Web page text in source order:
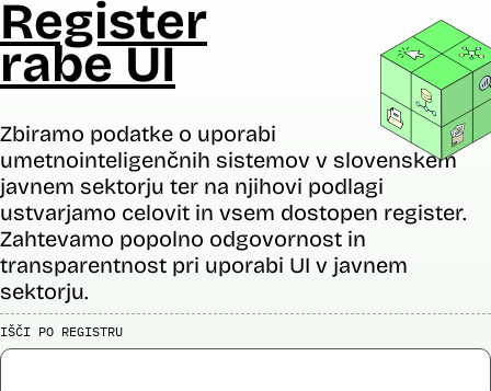
Register
rabe UI
Zbiramo podatke o uporabi
umetnointeligenčnih sistemov v slovenskem
javnem sektorju ter na njihovi podlagi
ustvarjamo celovit in vsem dostopen register.
Zahtevamo popolno odgovornost in
transparentnost pri uporabi UI v javnem
sektorju.
IŠČI PO REGISTRU